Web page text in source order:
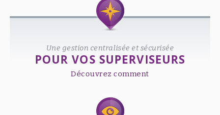
Une gestion centralisée et sécurisée
POUR VOS SUPERVISEURS
Découvrez comment